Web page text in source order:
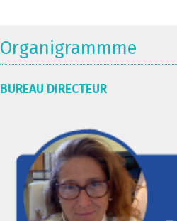
Organigrammme
BUREAU DIRECTEUR